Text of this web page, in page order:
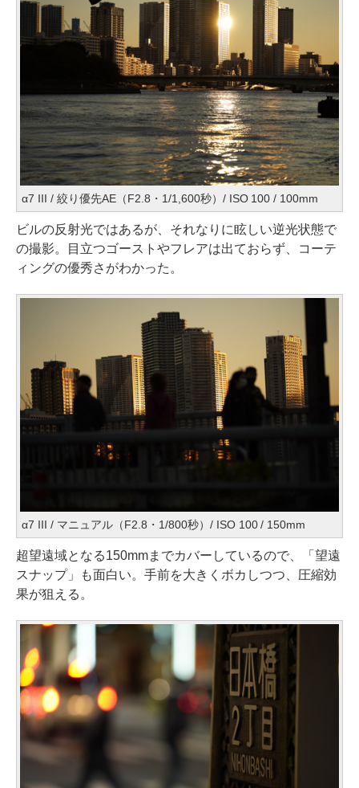
α7 III / 絞り優先AE（F2.8・1/1,600秒）/ ISO 100 / 100mm
ビルの反射光ではあるが、それなりに眩しい逆光状態で
の撮影。目立つゴーストやフレアは出ておらず、コーテ
ィングの優秀さがわかった。
α7 III / マニュアル（F2.8・1/800秒）/ ISO 100 / 150mm
超望遠域となる150mmまでカバーしているので、「望遠
スナップ」も面白い。手前を大きくボカしつつ、圧縮効
果が狙える。